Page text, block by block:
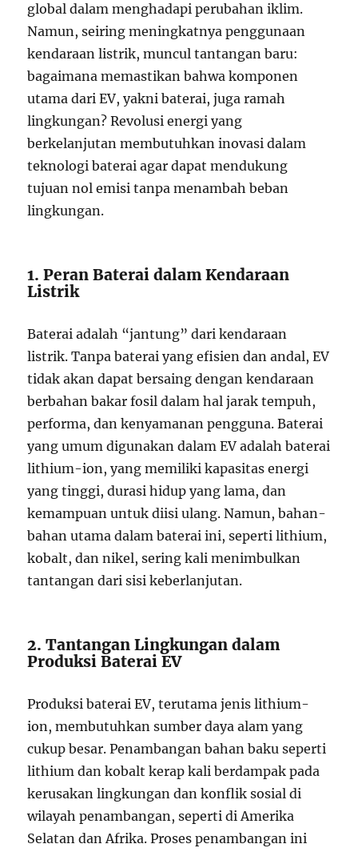
global dalam menghadapi perubahan iklim.
Namun, seiring meningkatnya penggunaan
kendaraan listrik, muncul tantangan baru:
bagaimana memastikan bahwa komponen
utama dari EV, yakni baterai, juga ramah
lingkungan? Revolusi energi yang
berkelanjutan membutuhkan inovasi dalam
teknologi baterai agar dapat mendukung
tujuan nol emisi tanpa menambah beban
lingkungan.
1. Peran Baterai dalam Kendaraan
Listrik
Baterai adalah “jantung” dari kendaraan
listrik. Tanpa baterai yang efisien dan andal, EV
tidak akan dapat bersaing dengan kendaraan
berbahan bakar fosil dalam hal jarak tempuh,
performa, dan kenyamanan pengguna. Baterai
yang umum digunakan dalam EV adalah baterai
lithium-ion, yang memiliki kapasitas energi
yang tinggi, durasi hidup yang lama, dan
kemampuan untuk diisi ulang. Namun, bahan-
bahan utama dalam baterai ini, seperti lithium,
kobalt, dan nikel, sering kali menimbulkan
tantangan dari sisi keberlanjutan.
2. Tantangan Lingkungan dalam
Produksi Baterai EV
Produksi baterai EV, terutama jenis lithium-
ion, membutuhkan sumber daya alam yang
cukup besar. Penambangan bahan baku seperti
lithium dan kobalt kerap kali berdampak pada
kerusakan lingkungan dan konflik sosial di
wilayah penambangan, seperti di Amerika
Selatan dan Afrika. Proses penambangan ini